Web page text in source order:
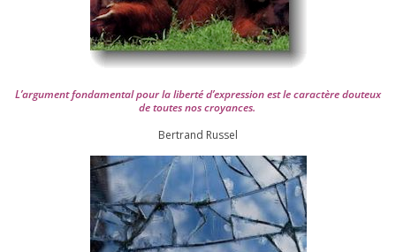
L’argument fon­da­men­tal pour la liber­té d’expression est le carac­tère dou­teux
de toutes nos croyances.
Ber­trand Russel